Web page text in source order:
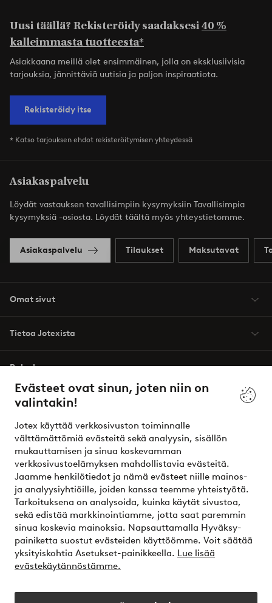
Evästeet ovat sinun, joten niin on
valintakin!
Jotex käyttää verkkosivuston toiminnalle
välttämättömiä evästeitä sekä analyysin, sisällön
mukauttamisen ja sinua koskevamman
verkkosivustoelämyksen mahdollistavia evästeitä.
Jaamme henkilötiedot ja nämä evästeet niille mainos-
ja analyysiyhtiöille, joiden kanssa teemme yhteistyötä.
Tarkoituksena on analysoida, kuinka käytät sivustoa,
sekä edistää markkinointiamme, jotta saat paremmin
sinua koskevia mainoksia. Napsauttamalla Hyväksy-
painiketta suostut evästeiden käyttöömme. Voit säätää
yksityiskohtia Asetukset-painikkeella. Lue lisää
evästekäytännöstämme.
Uusi täällä? Rekisteröidy saadaksesi40 %
kalleimmasta tuotteesta*
Asiakkaana meillä olet ensimmäinen, jolla on eksklusiivisia
tarjouksia, jännittäviä uutisia ja paljon inspiraatiota.
Rekisteröidy itse
* Katso tarjouksen ehdot rekisteröitymisen yhteydessä
Asiakaspalvelu
Löydät vastauksen tavallisimpiin kysymyksiin Tavallisimpia
kysymyksiä -osiosta. Löydät täältä myös yhteystietomme.
Asiakaspalvelu Tilaukset Maksutavat
Omat sivut
Tietoa Jotexista
Palvelumme
Ehdot
Ystävät
Turvalliset maksut – maksa nyt tai erissä
Haluatko tietää lisää maksuvaihtoehdoistamme?
elpy